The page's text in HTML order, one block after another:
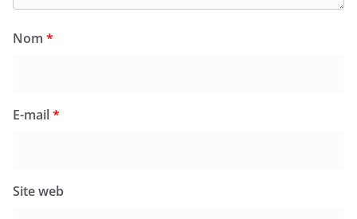
Nom *
E-mail*
Site web